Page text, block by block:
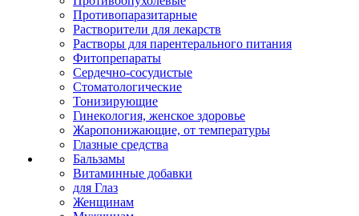
Противопаразитарные
Растворители для лекарств
Растворы для парентерального питания
Фитопрепараты
Сердечно-сосудистые
Стоматологические
Тонизирующие
Гинекология, женское здоровье
Жаропонижающие, от температуры
Глазные средства
Бальзамы
Витаминные добавки
для Глаз
Женщинам